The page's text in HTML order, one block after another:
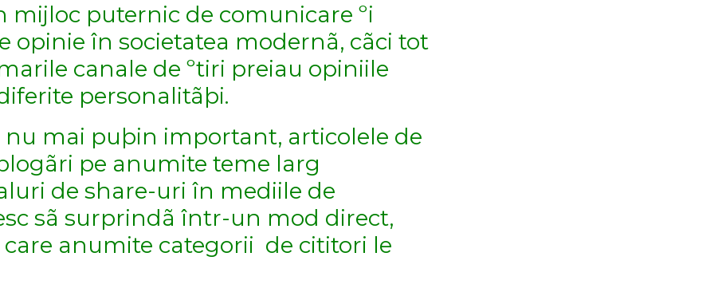
mijloc puternic de comunicare ºi
opinie în societatea modernã, cãci tot
canale de ºtiri preiau opiniile
personalitãþi.
nu mai puþin important, articolele de
pe anumite teme larg
de share-uri în mediile de
sã surprindã într-un mod direct,
care anumite categorii de cititori le